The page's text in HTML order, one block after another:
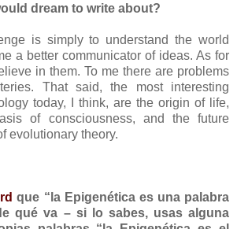
dream to write about?
is simply to understand the world
a better communicator of ideas. As for
in them. To me there are problems
That said, the most interesting
today, I think, are the origin of life,
of consciousness, and the future
evolutionary theory.
que “la Epigenética es una palabra
qué va – si lo sabes, usas alguna